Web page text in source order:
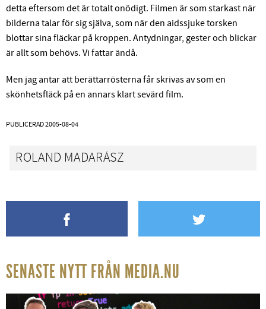
detta eftersom det är totalt onödigt. Filmen är som starkast när
bilderna talar för sig själva, som när den aidssjuke torsken
blottar sina fläckar på kroppen. Antydningar, gester och blickar
är allt som behövs. Vi fattar ändå.
Men jag antar att berättarrösterna får skrivas av som en
skönhetsfläck på en annars klart sevärd film.
PUBLICERAD2005-08-04
ROLAND MADARÁSZ
SENASTE NYTT FRÅN MEDIA.NU